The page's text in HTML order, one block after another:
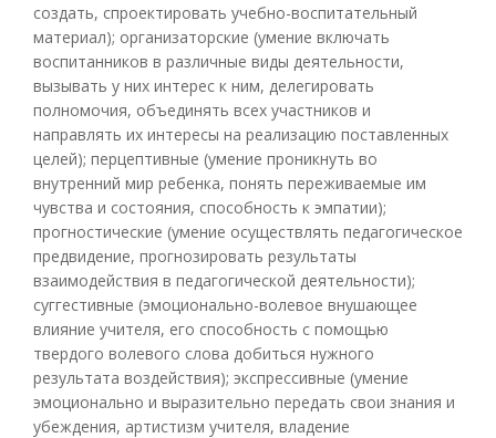
создать, спроектировать учебно-воспитательный
материал); организаторские (умение включать
воспитанников в различные виды деятельности,
вызывать у них интерес к ним, делегировать
полномочия, объединять всех участников и
направлять их интересы на реализацию поставленных
целей); перцептивные (умение проникнуть во
внутренний мир ребенка, понять переживаемые им
чувства и состояния, способность к эмпатии);
прогностические (умение осуществлять педагогическое
предвидение, прогнозировать результаты
взаимодействия в педагогической деятельности);
суггестивные (эмоционально-волевое внушающее
влияние учителя, его способность с помощью
твердого волевого слова добиться нужного
результата воздействия); экспрессивные (умение
эмоционально и выразительно передать свои знания и
убеждения, артистизм учителя, владение